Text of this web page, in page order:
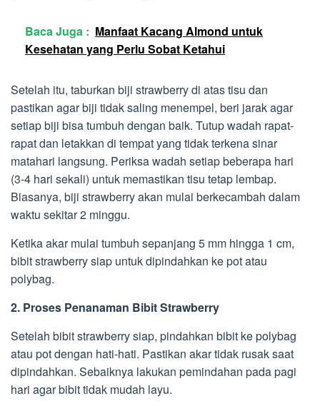
Baca Juga : Manfaat Kacang Almond untuk
Kesehatan yang Perlu Sobat Ketahui
Setelah itu, taburkan biji strawberry di atas tisu dan
pastikan agar biji tidak saling menempel, beri jarak agar
setiap biji bisa tumbuh dengan baik. Tutup wadah rapat-
rapat dan letakkan di tempat yang tidak terkena sinar
matahari langsung. Periksa wadah setiap beberapa hari
(3-4 hari sekali) untuk memastikan tisu tetap lembap.
Biasanya, biji strawberry akan mulai berkecambah dalam
waktu sekitar 2 minggu.
Ketika akar mulai tumbuh sepanjang 5 mm hingga 1 cm,
bibit strawberry siap untuk dipindahkan ke pot atau
polybag.
2. Proses Penanaman Bibit Strawberry
Setelah bibit strawberry siap, pindahkan bibit ke polybag
atau pot dengan hati-hati. Pastikan akar tidak rusak saat
dipindahkan. Sebaiknya lakukan pemindahan pada pagi
hari agar bibit tidak mudah layu.